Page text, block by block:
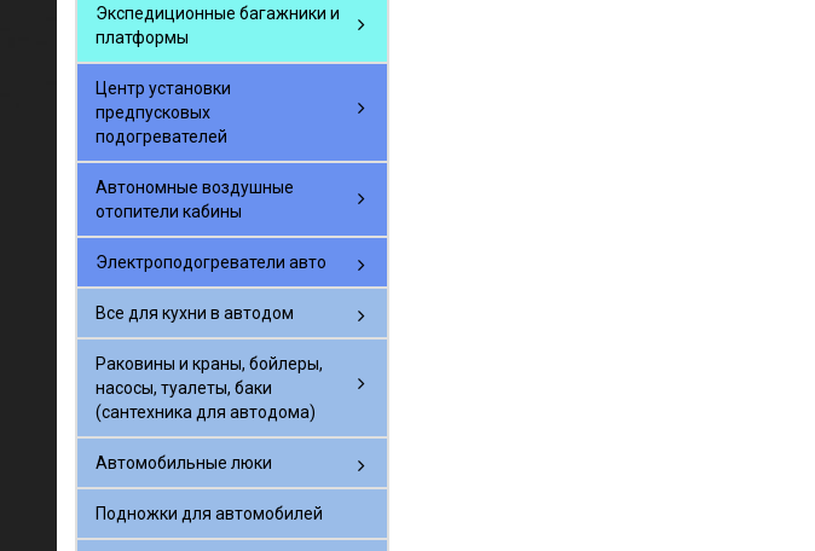
Экспедиционные багажники и
платформы
Центр установки
предпусковых
подогревателей
Автономные воздушные
отопители кабины
Электроподогреватели авто
Все для кухни в автодом
Раковины и краны, бойлеры,
насосы, туалеты, баки
(сантехника для автодома)
Автомобильные люки
Подножки для автомобилей